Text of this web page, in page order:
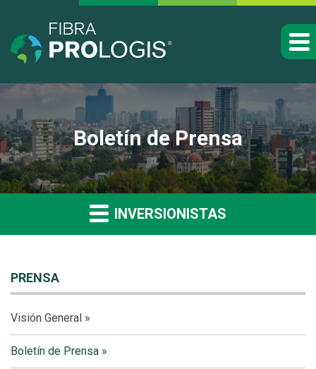
Boletín de Prensa
INVERSIONISTAS
PRENSA
Visión General
Boletín de Prensa